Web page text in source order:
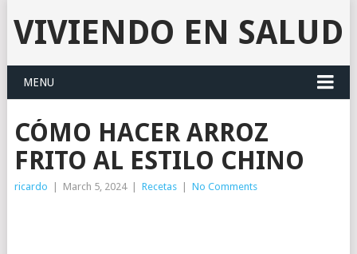
VIVIENDO EN SALUD
MENU
CÓMO HACER ARROZ
FRITO AL ESTILO CHINO
ricardo March 5, 2024 Recetas No Comments